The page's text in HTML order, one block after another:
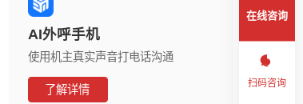
AI外呼手机
使用机主真实声音打电话沟通
了解详情
在线咨询
扫码咨询